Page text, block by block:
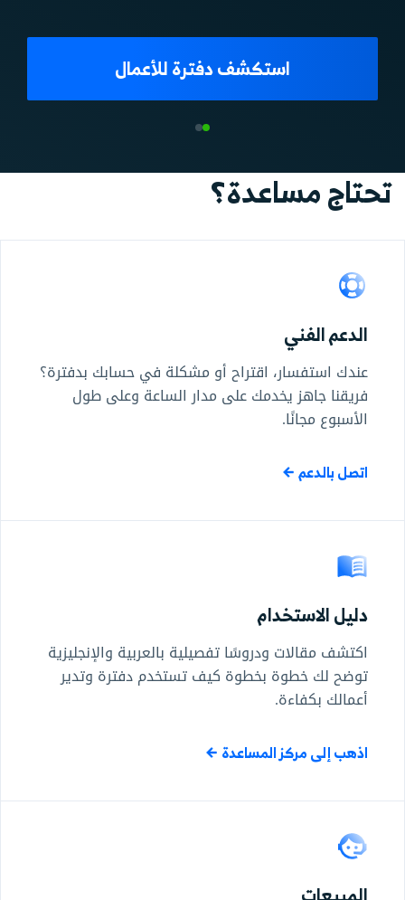
استكشف دفترة للأعمال
تحتاج مساعدة؟
الدعم الفني
عندك استفسار، اقتراح أو مشكلة في حسابك بدفترة؟
فريقنا جاهز يخدمك على مدار الساعة وعلى طول
الأسبوع مجانًا.
اتصل بالدعم
دليل الاستخدام
اكتشف مقالات ودروسًا تفصيلية بالعربية والإنجليزية
توضح لك خطوة بخطوة كيف تستخدم دفترة وتدير
أعمالك بكفاءة.
اذهب إلى مركز المساعدة